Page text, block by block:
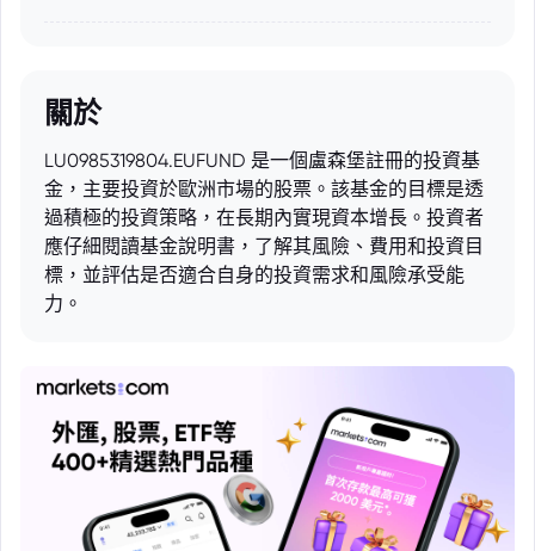
關於
LU0985319804.EUFUND 是一個盧森堡註冊的投資基
金，主要投資於歐洲市場的股票。該基金的目標是透
過積極的投資策略，在長期內實現資本增長。投資者
應仔細閱讀基金說明書，了解其風險、費用和投資目
標，並評估是否適合自身的投資需求和風險承受能
力。